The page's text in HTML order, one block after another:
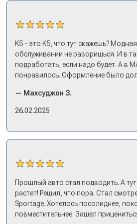
Москве без машины работать? Мне
Моторс: много подержанных
трейд-ин быстрый. Камри пригнал,
выбрали, оформили все, кредит,
все про все несколько дней: зайти
оформляться, забрать машину на
K5 - это K5, что тут скажешь?
обслуживании не разоришься. И в
подработать, если надо будет. А в
понравилось. Оформление было
в документах порядок. И кредит
еще ОСАГО и КАСКО оформили. Зато
— Махсуджон З.
26.02.2025
Прошлый авто стал подводить. А
растет! Решил, что пора. Стал
Sportage. Хотелось посолиднее,
повместительнее. Зашел